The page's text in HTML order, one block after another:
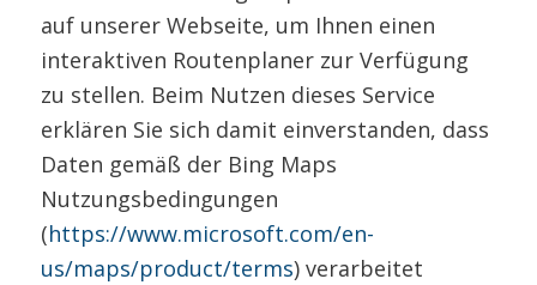
auf unserer Webseite, um Ihnen einen
interaktiven Routenplaner zur Verfügung
zu stellen. Beim Nutzen dieses Service
erklären Sie sich damit einverstanden, dass
Daten gemäß der Bing Maps
Nutzungsbedingungen
(https://www.microsoft.com/en-
us/maps/product/terms) verarbeitet